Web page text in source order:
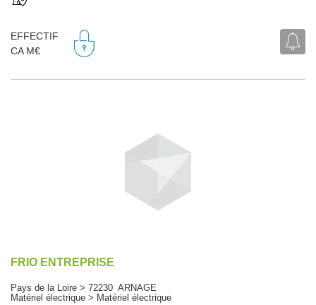
EFFECTIF
CA M€
FRIO ENTREPRISE
Pays de la Loire > 72230 ARNAGE
Matériel électrique > Matériel électrique